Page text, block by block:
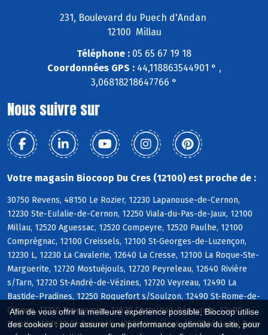
Afin de vous offrir la meilleure expérience possible, Biocoop utilise
des cookies : pour assurer une performance optimale du site, pour
231, Boulevard du Puech d'Andan
12100 Millau
Téléphone : 05 65 67 19 18
Coordonnées GPS :44,118863544901 ° ,
3,06818218647766 °
Nous suivre sur
Votre magasin Biocoop Du Cres (12100) est proche de :
30750 Revens, 48150 Le Rozier, 12230 Lapanouse-de-Cernon,
12230 Ste-Eulalie-de-Cernon, 12250 Viala-du-Pas-de-Jaux, 12100
Millau, 12520 Aguessac, 12520 Compeyre, 12520 Paulhe, 12100
Comprégnac, 12100 Creissels, 12100 St-Georges-de-Luzençon,
12230 L, 12230 La Cavalerie, 12640 La Cresse, 12100 La Roque-Ste-
Marguerite, 12720 Mostuéjouls, 12720 Peyreleau, 12640 Rivière
s/Tarn, 12720 St-André-de-Vézines, 12720 Veyreau, 12490 La
Bastide-Pradines, 12250 Roquefort s/Soulzon, 12490 St-Rome-de-
Cernon, 12250 Tournemire, 12620 Castelnau-Pégayrols, 12490
Montjaux, 12620 St-Beauzély, 12520 Verrières, 12490 Viala-du-Tarn